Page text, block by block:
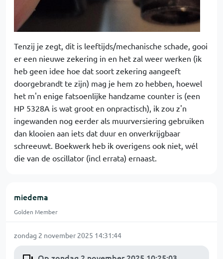
Tenzij je zegt, dit is leeftijds/mechanische schade, gooi
er een nieuwe zekering in en het zal weer werken (ik
heb geen idee hoe dat soort zekering aangeeft
doorgebrandt te zijn) mag je hem zo hebben, hoewel
het m'n enige fatsoenlijke handzame counter is (een
HP 5328A is wat groot en onpractisch), ik zou z'n
ingewanden nog eerder als muurversiering gebruiken
dan klooien aan iets dat duur en onverkrijgbaar
schreeuwt. Boekwerk heb ik overigens ook niet, wél
die van de oscillator (incl errata) ernaast.
miedema
Golden Member
zondag 2 november 2025 14:31:44